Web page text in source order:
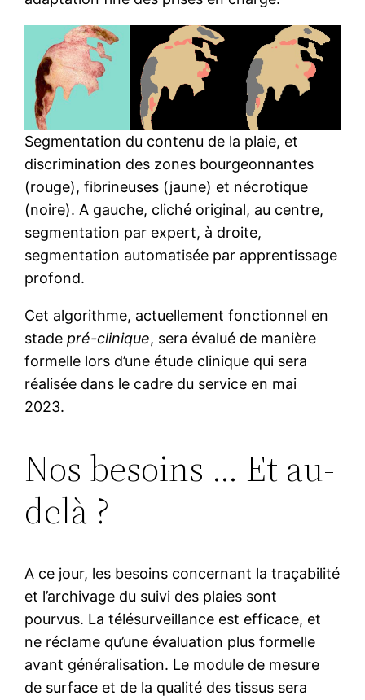
Segmentation du contenu de la plaie, et
discrimination des zones bourgeonnantes
(rouge), fibrineuses (jaune) et nécrotique
(noire). A gauche, cliché original, au centre,
segmentation par expert, à droite,
segmentation automatisée par apprentissage
profond.
Cet algorithme, actuellement fonctionnel en
stadepré-clinique, sera évalué de manière
formelle lors d’une étude clinique qui sera
réalisée dans le cadre du service en mai
2023.
Nos besoins … Et au-
delà ?
A ce jour, les besoins concernant la traçabilité
et l’archivage du suivi des plaies sont
pourvus. La télésurveillance est efficace, et
ne réclame qu’une évaluation plus formelle
avant généralisation. Le module de mesure
de surface et de la qualité des tissus sera